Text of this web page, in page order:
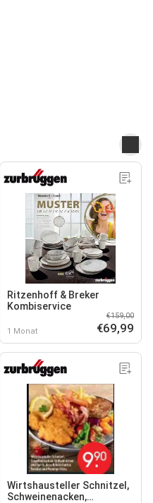
Ritzenhoff & Breker
Kombiservice
1 Monat
€159,00
€69,99
Wirtshausteller Schnitzel,
Schweinenacken,